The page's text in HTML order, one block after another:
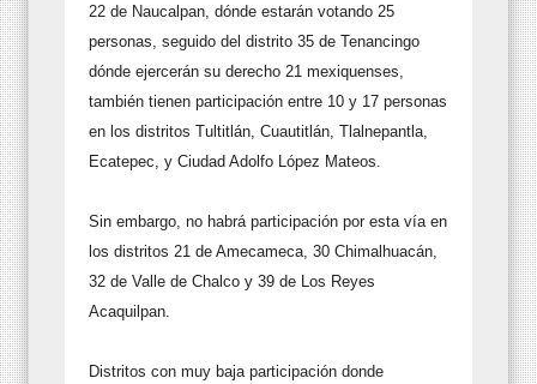
22 de Naucalpan, dónde estarán votando 25
personas, seguido del distrito 35 de Tenancingo
dónde ejercerán su derecho 21 mexiquenses,
también tienen participación entre 10 y 17 personas
en los distritos Tultitlán, Cuautitlán, Tlalnepantla,
Ecatepec, y Ciudad Adolfo López Mateos.
Sin embargo, no habrá participación por esta vía en
los distritos 21 de Amecameca, 30 Chimalhuacán,
32 de Valle de Chalco y 39 de Los Reyes
Acaquilpan.
Distritos con muy baja participación donde